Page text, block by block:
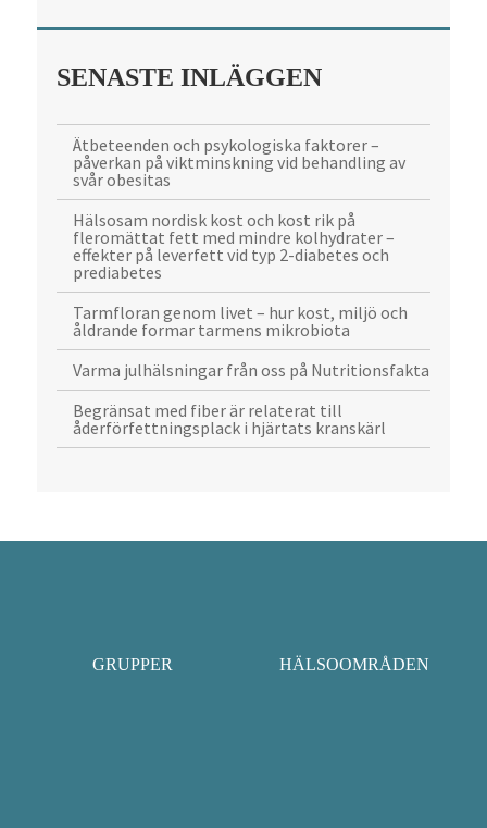
SENASTE INLÄGGEN
Ätbeteenden och psykologiska faktorer –
påverkan på viktminskning vid behandling av
svår obesitas
Hälsosam nordisk kost och kost rik på
fleromättat fett med mindre kolhydrater –
effekter på leverfett vid typ 2-diabetes och
prediabetes
Tarmfloran genom livet – hur kost, miljö och
åldrande formar tarmens mikrobiota
Varma julhälsningar från oss på Nutritionsfakta
Begränsat med fiber är relaterat till
åderförfettningsplack i hjärtats kranskärl
GRUPPER HÄLSOOMRÅDEN